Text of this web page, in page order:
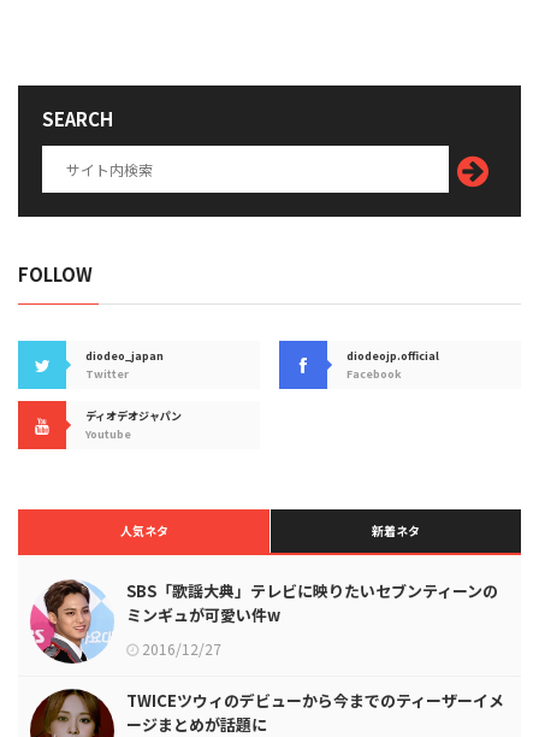
SEARCH
FOLLOW
diodeo_japan
Twitter
diodeojp.official
Facebook
ディオデオジャパン
Youtube
人気ネタ 新着ネタ
SBS「歌謡大典」テレビに映りたいセブンティーンの
ミンギュが可愛い件w
2016/12/27
TWICEツウィのデビューから今までのティーザーイメ
ージまとめが話題に